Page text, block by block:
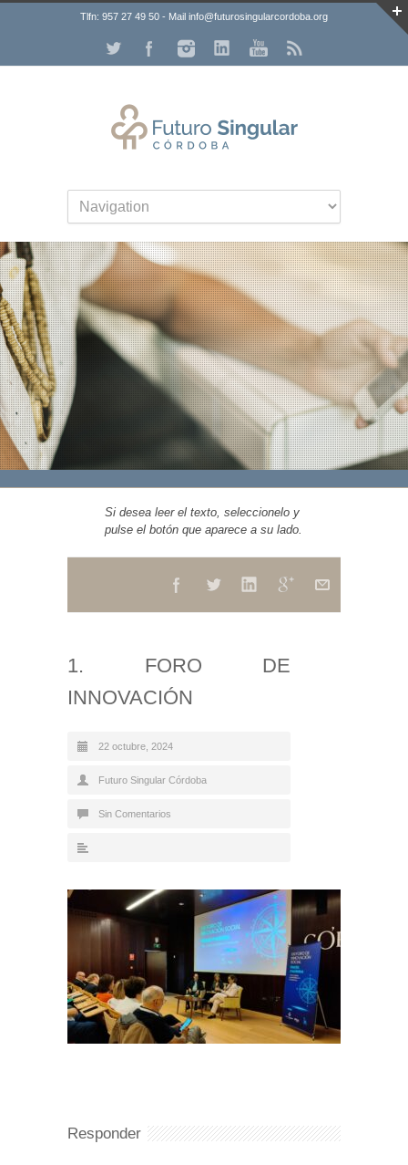
Tlfn: 957 27 49 50 - Mail info@futurosingularcordoba.org
Si desea leer el texto, seleccionelo y
pulse el botón que aparece a su lado.
1. FORO DE
INNOVACIÓN
22 octubre, 2024
Futuro Singular Córdoba
Sin Comentarios
Responder